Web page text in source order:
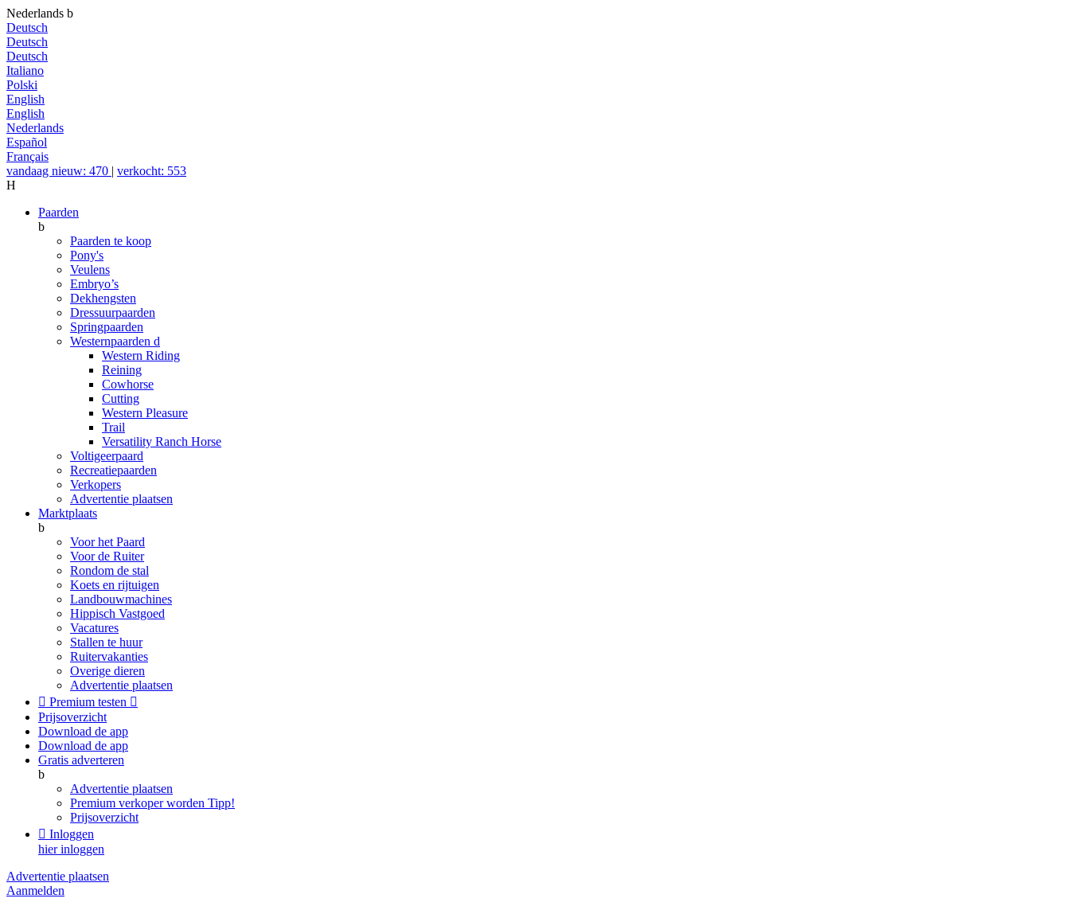
Nederlands b
Deutsch
Deutsch
Deutsch
Italiano
Polski
English
English
Nederlands
Español
Français
vandaag nieuw: 470 | verkocht: 553
H
Paarden
b
Paarden te koop
Pony's
Veulens
Embryo’s
Dekhengsten
Dressuurpaarden
Springpaarden
Westernpaarden d
Western Riding
Reining
Cowhorse
Cutting
Western Pleasure
Trail
Versatility Ranch Horse
Voltigeerpaard
Recreatiepaarden
Verkopers
Advertentie plaatsen
Marktplaats
b
Voor het Paard
Voor de Ruiter
Rondom de stal
Koets en rijtuigen
Landbouwmachines
Hippisch Vastgoed
Vacatures
Stallen te huur
Ruitervakanties
Overige dieren
Advertentie plaatsen
 Premium testen 
Prijsoverzicht
Download de app
Download de app
Gratis adverteren
b
Advertentie plaatsen
Premium verkoper worden Tipp!
Prijsoverzicht
 Inloggen
hier inloggen
Advertentie plaatsen
Aanmelden